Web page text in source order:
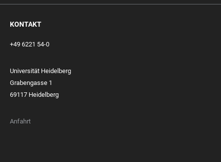
KONTAKT
+49 6221 54-0
Universität Heidelberg
Grabengasse 1
69117 Heidelberg
Anfahrt